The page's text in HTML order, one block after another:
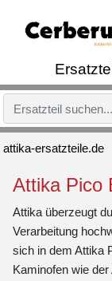
attika-ersatzteile.de
Attika Pico
Attika überzeugt
Verarbeitung
sich in dem Attika
Kaminofen wie